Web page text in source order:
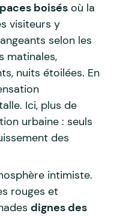
boisés où la
visiteurs y
selon les
matinales,
nuits étoilées. En
Ici, plus de
urbaine : seuls
des
intimiste.
rouges et
dignes des